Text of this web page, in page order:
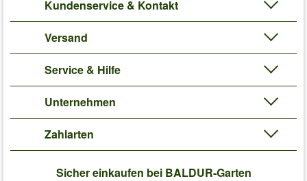
Kundenservice & Kontakt
Versand
Service & Hilfe
Unternehmen
Zahlarten
Sicher einkaufen bei BALDUR-Garten